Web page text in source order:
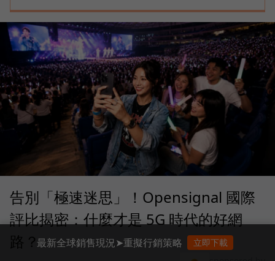
告別「極速迷思」！Opensignal 國際
評比揭密：什麼才是 5G 時代的好網
路？最新全球銷售現況➤重擬行銷策略 立即下載